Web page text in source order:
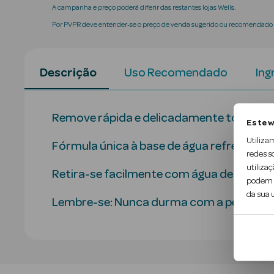
Este
redes
podem
da sua
A campanha e preço poderá diferir das restantes lojas Wells.
Por PVPR deve entender-se o preço de venda sugerido ou
Descrição Uso Recomendado
Remove rápida e delicadamente toda a
Fórmula única à base de água refresca
Retira-se facilmente com água deixando
Lembre-se: Nunca durma com a pele com